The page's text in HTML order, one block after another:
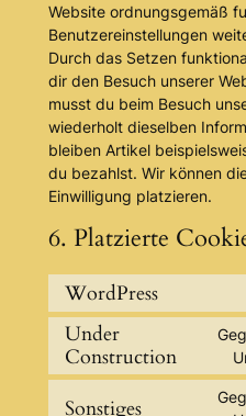
Website ordnungsgemäß
Benutzereinstellungen
Durch das Setzen
dir den Besuch unserer
musst du beim Besuch
wiederholt dieselben
bleiben Artikel
du bezahlst. Wir können
Einwilligung platzieren.
6. Platzierte
WordPress
Under
Construction
Sonstiges